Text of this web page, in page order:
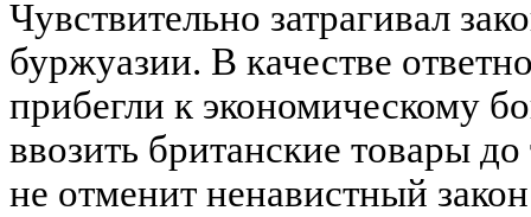
Чувствительно затрагивал
буржуазии. В качестве
прибегли к экономическому
ввозить британские товары
не отменит ненавистный